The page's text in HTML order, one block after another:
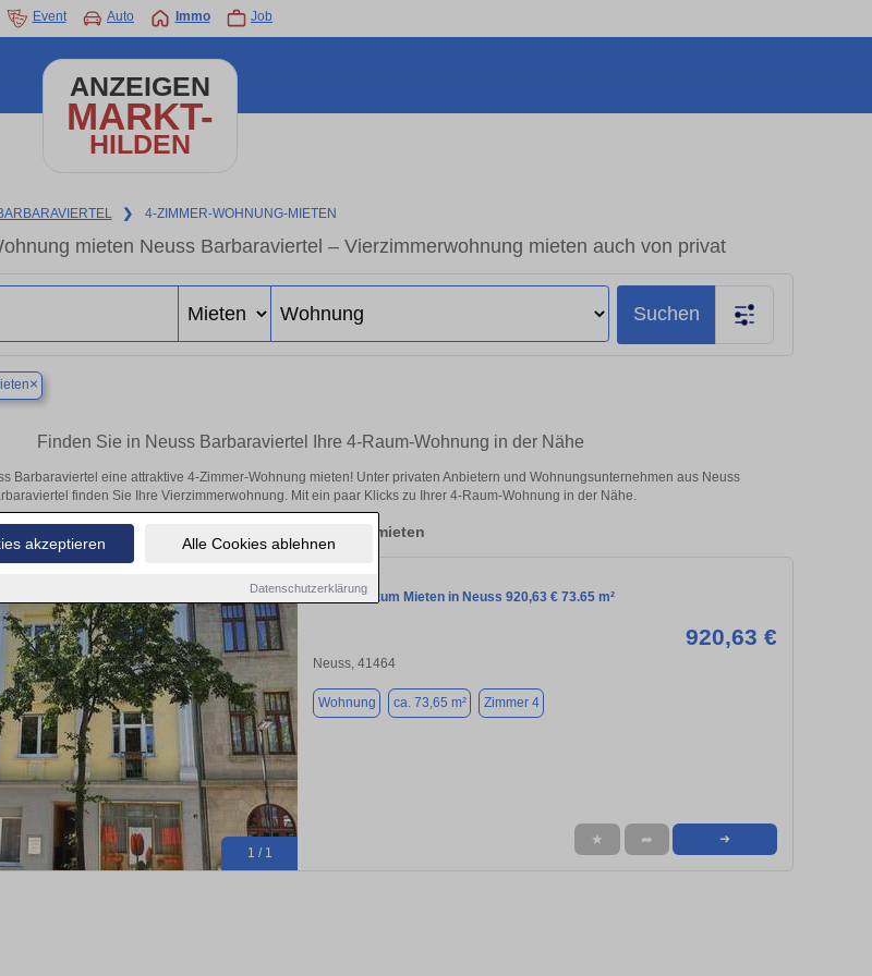
akzeptieren Alle Cookies ablehnen
Datenschutzerklärung
Event Auto Immo Job
ANZEIGEN
MARKT-
HILDEN
❯ 4-ZIMMER-WOHNUNG-MIETEN
mieten Neuss Barbaraviertel – Vierzimmerwohnung mieten auch von privat
Suchen
×
Finden Sie in Neuss Barbaraviertel Ihre 4-Raum-Wohnung in der Nähe
Barbaraviertel eine attraktive 4-Zimmer-Wohnung mieten! Unter privaten Anbietern und Wohnungsunternehmen aus Neuss
finden Sie Ihre Vierzimmerwohnung. Mit ein paar Klicks zu Ihrer 4-Raum-Wohnung in der Nähe.
Aktuelle Wohnung zum mieten
1 / 1
Wohnung zum Mieten in Neuss 920,63 € 73.65 m²
920,63 €
Neuss, 41464
Wohnung ca. 73,65 m² Zimmer 4
★ ➦ ➜